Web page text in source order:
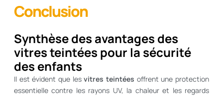
Conclusion
Synthèse des avantages des
vitres teintées pour la sécurité
des enfants
Il est évident que lesvitres teintées offrent une protection
essentielle contre les rayons UV, la chaleur et les regards